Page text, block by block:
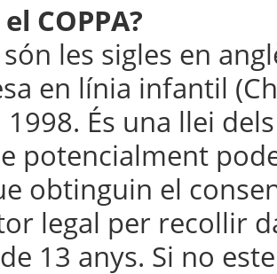
COPPA?
són les sigles en
en línia infantil
1998. És una llei
potencialment
obtinguin el
legal per recollir
13 anys. Si no